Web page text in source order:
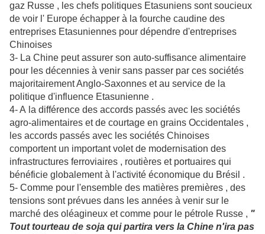
gaz Russe , les chefs politiques Etasuniens sont soucieux
de voir l' Europe échapper à la fourche caudine des
entreprises Etasuniennes pour dépendre d'entreprises
Chinoises
3- La Chine peut assurer son auto-suffisance alimentaire
pour les décennies à venir sans passer par ces sociétés
majoritairement Anglo-Saxonnes et au service de la
politique d'influence Etasunienne .
4- A la différence des accords passés avec les sociétés
agro-alimentaires et de courtage en grains Occidentales ,
les accords passés avec les sociétés Chinoises
comportent un important volet de modernisation des
infrastructures ferroviaires , routières et portuaires qui
bénéficie globalement à l'activité économique du Brésil .
5- Comme pour l'ensemble des matières premières , des
tensions sont prévues dans les années à venir sur le
marché des oléagineux et comme pour le pétrole Russe , "
Tout tourteau de soja qui partira vers la Chine n'ira pas